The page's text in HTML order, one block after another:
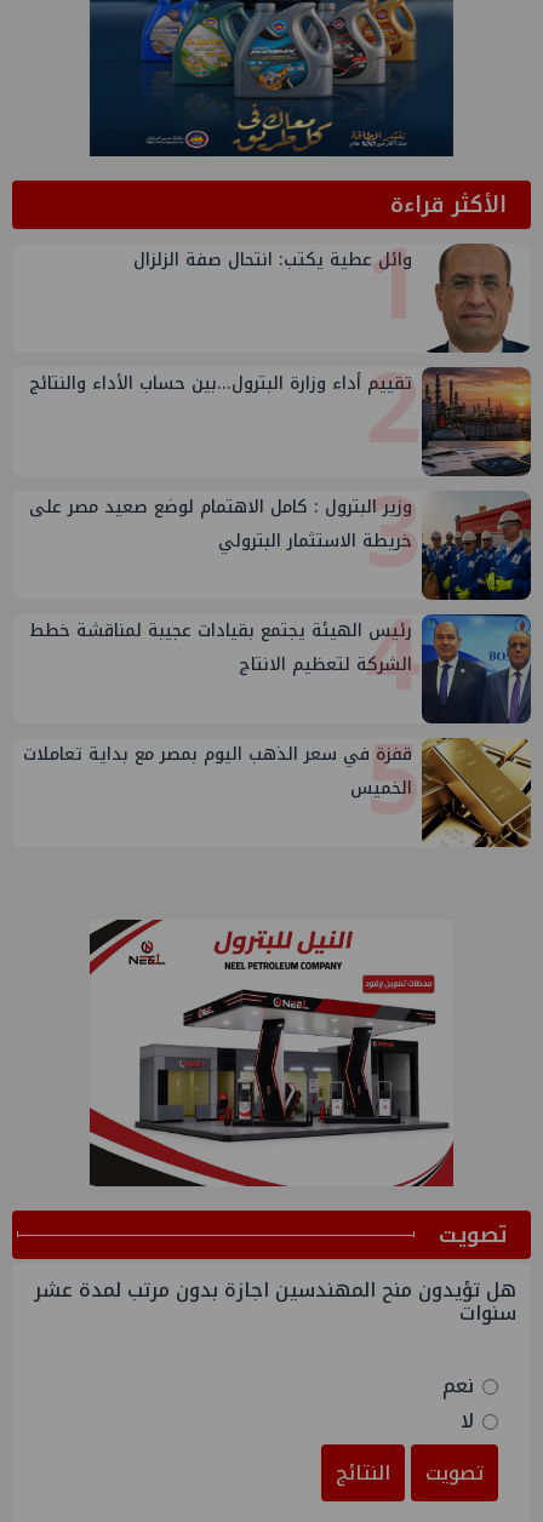
الأكثر قراءة1
وائل عطية يكتب: انتحال صفة الزلزال
2
تقييم أداء وزارة البترول...بين حساب الأداء والنتائج
3
وزير البترول : كامل الاهتمام لوضع صعيد مصر على
خريطة الاستثمار البترولي
4
رئيس الهيئة يجتمع بقيادات عجيبة لمناقشة خطط
الشركة لتعظيم الانتاج
5
قفزة في سعر الذهب اليوم بمصر مع بداية تعاملات
الخميس
ﺗﺼﻮﻳﺖ
هل تؤيدون منح المهندسين اجازة بدون مرتب لمدة عشر
سنوات
نعم
لا
تصويت
النتائج